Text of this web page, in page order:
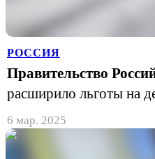
РОССИЯ
Правительство
расширило льготы на
6 мар. 2025